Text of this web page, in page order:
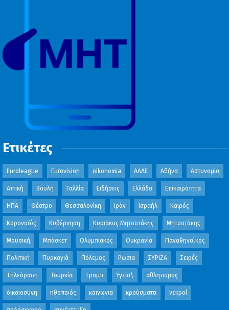
Ετικέτες
Euroleague Eurovision oikonomia ΑΑΔΕ Αθήνα Αστυνομία
Αττική Βουλή Γαλλία Ειδήσεις Ελλάδα Επικαιρότητα
ΗΠΑ Θέατρο Θεσσαλονίκη Ιράν Ισραήλ Καιρός
Κορονοϊός Κυβέρνηση Κυριάκος Μητσοτάκης Μητσοτάκης
Μουσική Μπάσκετ Ολυμπιακός Ουκρανία Παναθηναϊκός
Πολιτική Πυρκαγιά Πόλεμος Ρωσια ΣΥΡΙΖΑ Σειρές
Τηλεόραση Τουρκία Τραμπ Υγεία\ αθλητισμός
δικαιοσύνη ηθοποιός κοινωνια κρούσματα νεκροί